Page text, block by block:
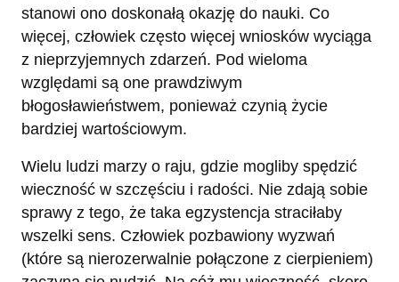
stanowi ono doskonałą okazję do nauki. Co
więcej, człowiek często więcej wniosków wyciąga
z nieprzyjemnych zdarzeń. Pod wieloma
względami są one prawdziwym
błogosławieństwem, ponieważ czynią życie
bardziej wartościowym.
Wielu ludzi marzy o raju, gdzie mogliby spędzić
wieczność w szczęściu i radości. Nie zdają sobie
sprawy z tego, że taka egzystencja straciłaby
wszelki sens. Człowiek pozbawiony wyzwań
(które są nierozerwalnie połączone z cierpieniem)